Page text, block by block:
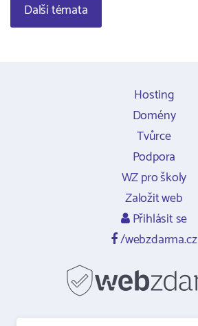
Další témata
Hosting
Domény
Tvůrce
Podpora
WZ pro školy
Založit web
Přihlásit se
/webzdarma.cz